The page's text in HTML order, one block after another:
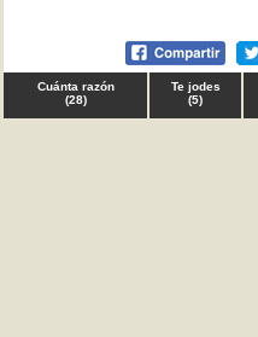
Cuánta razón
(28)
Te jodes
(5)